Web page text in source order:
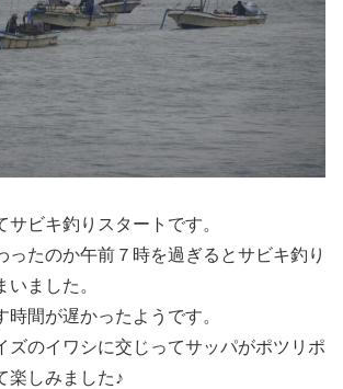
サビキ釣りスタートです。
ったのか午前７時を過ぎるとサビキ釣り
ました。
時間が遅かったようです。
ズのイワシに交じってサッパがポツリポ
楽しみました♪